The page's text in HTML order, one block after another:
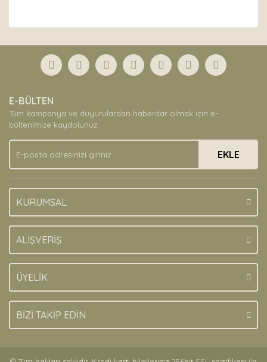
Yorum Yaz
formunu kullanarak tarafımıza iletebilirsiniz.
Görüş ve önerileriniz için teşekkür ederiz.
Ürün açıklamasında eksik bilgiler bulunuyor.
Ürün bilgilerinde hatalar bulunuyor.
Ürün fiyatı diğer sitelerden daha pahalı.
Bu ürüne benzer farklı alternatifler olmalı.
E-BÜLTEN
Tüm kampanya ve duyurulardan haberdar olmak için e-
bültenimize kaydolunuz.
EKLE
KURUMSAL
ALIŞVERİŞ
ÜYELİK
BİZİ TAKİP EDİN